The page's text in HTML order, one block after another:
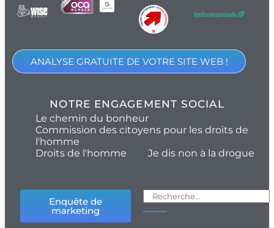
ANALYSE GRATUITE DE VOTRE SITE WEB !
NOTRE ENGAGEMENT SOCIAL
Le chemin du bonheur
Commission des citoyens pour les droits de
l'homme
Droits de l'homme
Je dis non à la drogue
Enquête de
marketing